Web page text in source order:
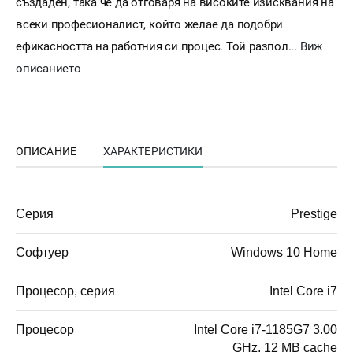
всеки професионалист, който желае да подобри
ефикасността на работния си процес. Той разпол... Виж
описанието
ОПИСАНИЕ ХАРАКТЕРИСТИКИ
Серия Prestige
Софтуер Windows 10 Home
Процесор, серия Intel Core i7
Процесор
Intel Core i7-1185G7 3.00
GHz, 12 MB cache